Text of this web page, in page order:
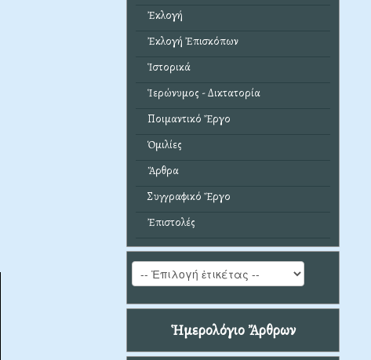
Ἐκλογή
Ἐκλογή Ἐπισκόπων
Ἱστορικά
Ἱερώνυμος - Δικτατορία
Ποιμαντικό Ἔργο
Ὁμιλίες
Ἄρθρα
Συγγραφικό Ἔργο
Ἐπιστολές
Ἡμερολόγιο Ἄρθρων